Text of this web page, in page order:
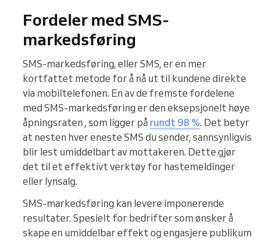
Fordeler med SMS-
markedsføring
SMS-markedsføring, eller SMS, er en mer
kortfattet metode for å nå ut til kundene direkte
via mobiltelefonen. En av de fremste fordelene
med SMS-markedsføring er den eksepsjonelt høye
åpningsraten , som ligger på rundt 98 %. Det betyr
at nesten hver eneste SMS du sender, sannsynligvis
blir lest umiddelbart av mottakeren. Dette gjør
det til et effektivt verktøy for hastemeldinger
eller lynsalg.
SMS-markedsføring kan levere imponerende
resultater. Spesielt for bedrifter som ønsker å
skape en umiddelbar effekt og engasjere publikum